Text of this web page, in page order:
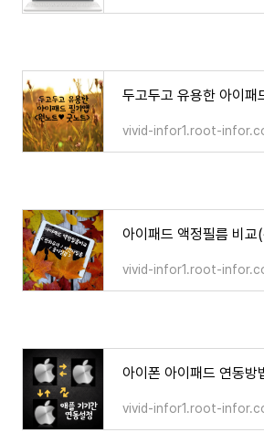
vivid-infor1.root-
vivid-infor1.root-
아이폰 아이패드 연동방
vivid-infor1.root-